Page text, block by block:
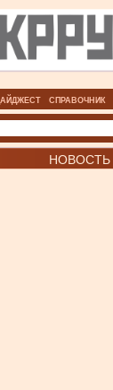
СПРАВОЧНИК
НОВОСТЬ